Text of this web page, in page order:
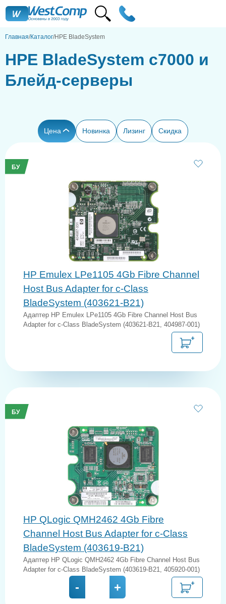
Главная Каталог HPE BladeSystem
HPE BladeSystem c7000 и
Блейд-серверы
Цена Новинка Лизинг Скидка
БУ
HP Emulex LPe1105 4Gb Fibre Channel
Host Bus Adapter for c-Class
BladeSystem (403621-B21)
Адаптер HP Emulex LPe1105 4Gb Fibre Channel Host Bus
Adapter for c-Class BladeSystem (403621-B21, 404987-001)
БУ
HP QLogic QMH2462 4Gb Fibre
Channel Host Bus Adapter for c-Class
BladeSystem (403619-B21)
Адаптер HP QLogic QMH2462 4Gb Fibre Channel Host Bus
Adapter for c-Class BladeSystem (403619-B21, 405920-001)
- +